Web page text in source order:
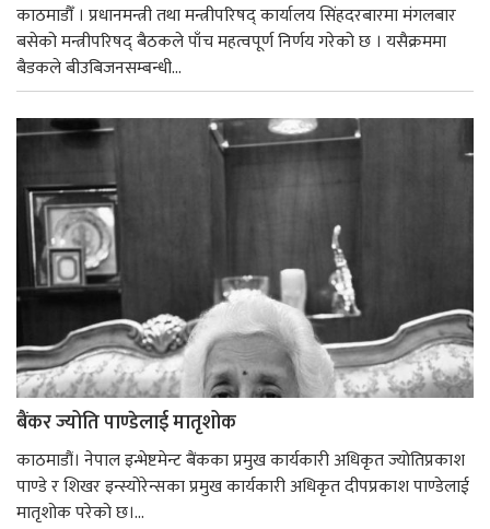
काठमाडौँ । प्रधानमन्त्री तथा मन्त्रीपरिषद् कार्यालय सिंहदरबारमा मंगलबार
बसेको मन्त्रीपरिषद् बैठकले पाँच महत्वपूर्ण निर्णय गरेको छ । यसैक्रममा
बैडकले बीउबिजनसम्बन्धी...
बैंकर ज्योति पाण्डेलाई मातृशोक
काठमाडौं। नेपाल इन्भेष्टमेन्ट बैंकका प्रमुख कार्यकारी अधिकृत ज्योतिप्रकाश
पाण्डे र शिखर इन्स्योरेन्सका प्रमुख कार्यकारी अधिकृत दीपप्रकाश पाण्डेलाई
मातृशोक परेको छ।...